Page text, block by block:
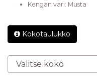
Kengän väri: Musta
Kokotaulukko
Valitse koko